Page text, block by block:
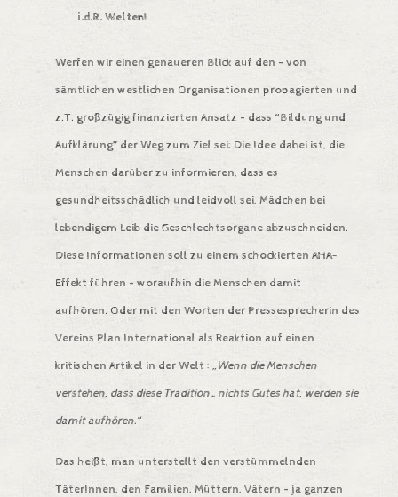
i.d.R. Welten!
Werfen wir einen genaueren Blick auf den – von
sämtlichen westlichen Organisationen propagierten und
z.T. großzügig finanzierten Ansatz – dass “Bildung und
Aufklärung” der Weg zum Ziel sei: Die Idee dabei ist, die
Menschen darüber zu informieren, dass es
gesundheitsschädlich und leidvoll sei, Mädchen bei
lebendigem Leib die Geschlechtsorgane abzuschneiden.
Diese Informationen soll zu einem schockierten AHA-
Effekt führen – woraufhin die Menschen damit
aufhören. Oder mit den Worten der Pressesprecherin des
Vereins Plan International als Reaktion auf einen
kritischen Artikel in der Welt : „Wenn die Menschen
verstehen, dass diese Tradition…nichts Gutes hat, werden sie
damit aufhören.“
Das heißt, man unterstellt den verstümmelnden
TäterInnen, den Familien, Müttern, Vätern – ja ganzen